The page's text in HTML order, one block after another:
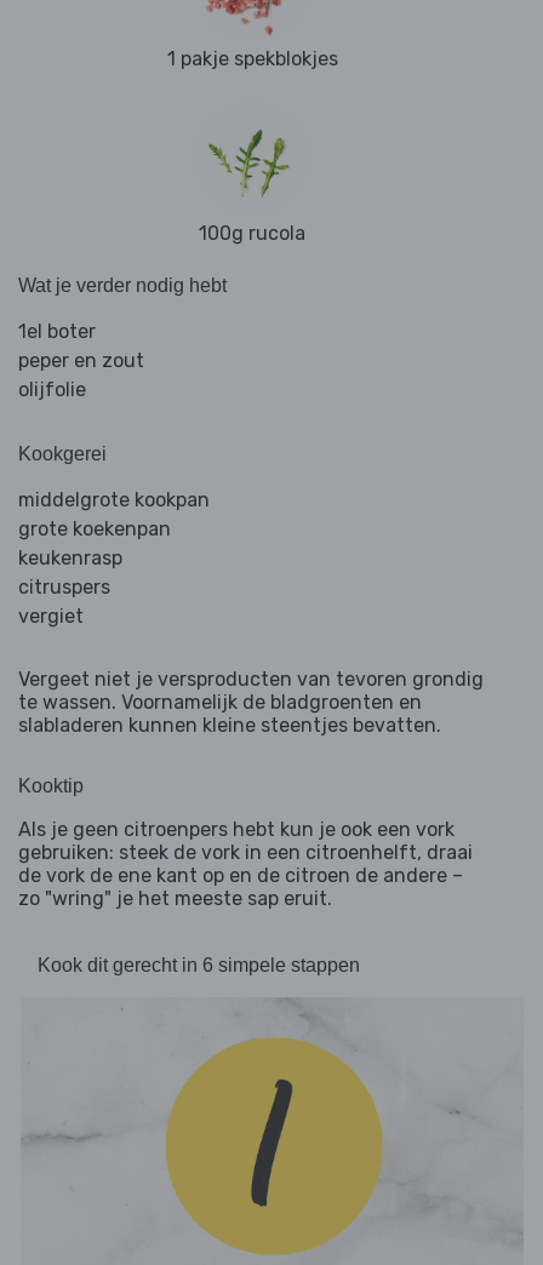
1 pakje spekblokjes
100g rucola
Wat je verder nodig hebt
1el boter
peper en zout
olijfolie
Kookgerei
middelgrote kookpan
grote koekenpan
keukenrasp
citruspers
vergiet
Vergeet niet je versproducten van tevoren grondig
te wassen. Voornamelijk de bladgroenten en
slabladeren kunnen kleine steentjes bevatten.
Kooktip
Als je geen citroenpers hebt kun je ook een vork
gebruiken: steek de vork in een citroenhelft, draai
de vork de ene kant op en de citroen de andere –
zo "wring" je het meeste sap eruit.
Kook dit gerecht in 6 simpele stappen